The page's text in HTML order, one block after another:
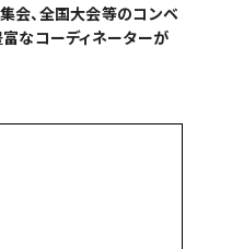
会、全国大会等のコンベ
なコーディネーターが